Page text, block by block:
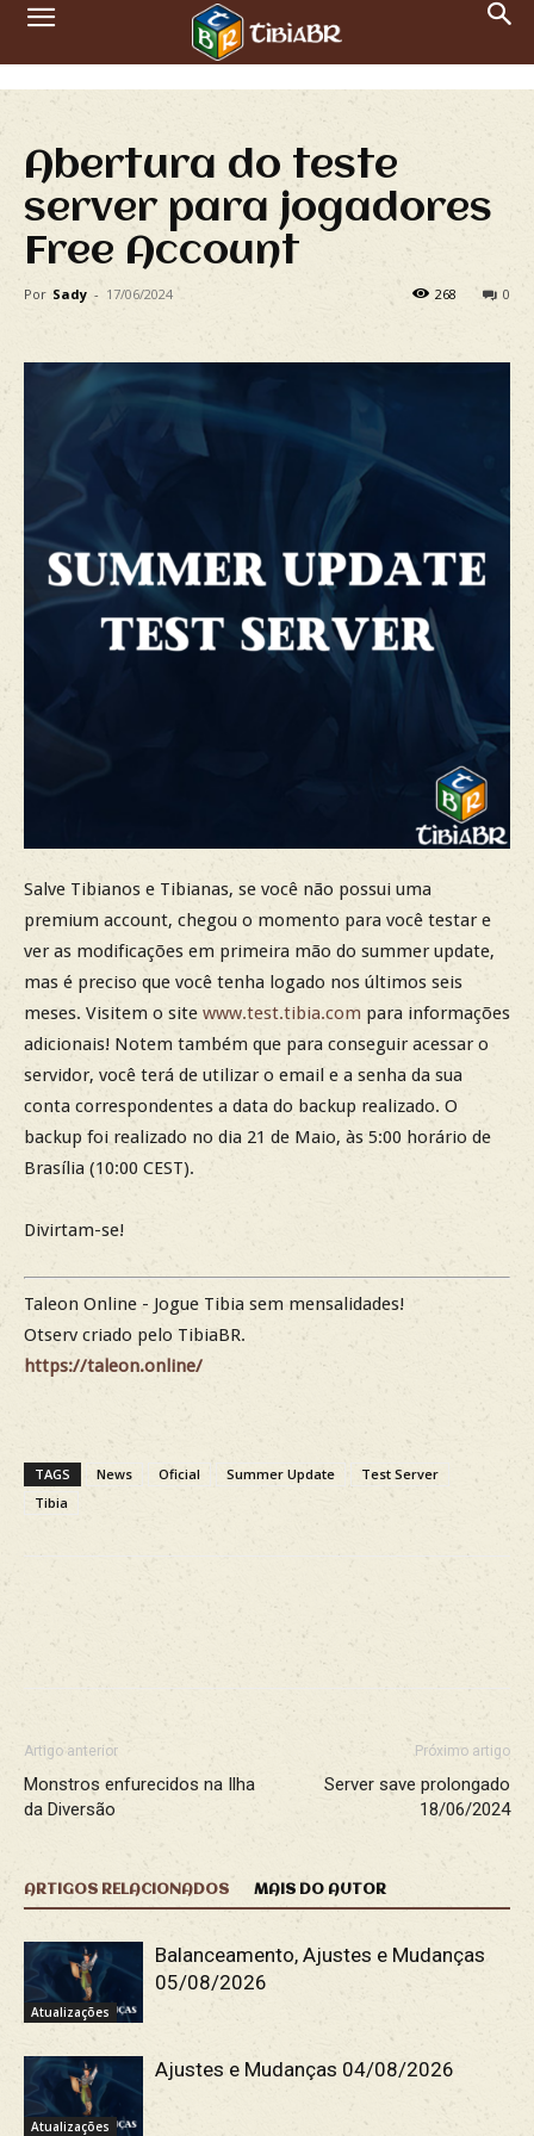
Abertura do teste
server para jogadores
Free Account
Por Sady - 17/06/2024 0
268
Salve Tibianos e Tibianas, se você não possui uma
premium account, chegou o momento para você testar e
ver as modificações em primeira mão do summer update,
mas é preciso que você tenha logado nos últimos seis
meses. Visitem o site www.test.tibia.com para informações
adicionais! Notem também que para conseguir acessar o
servidor, você terá de utilizar o email e a senha da sua
conta correspondentes a data do backup realizado. O
backup foi realizado no dia 21 de Maio, às 5:00 horário de
Brasília (10:00 CEST).
Divirtam-se!
Taleon Online - Jogue Tibia sem mensalidades!
Otserv criado pelo TibiaBR.
https://taleon.online/
TAGS News Oficial Summer Update
Test Server
Tibia
Artigo anterior
Monstros enfurecidos na Ilha
da Diversão
Próximo artigo
Server save prolongado
18/06/2024
ARTIGOS RELACIONADOS MAIS DO AUTOR
Atualizações
Balanceamento, Ajustes e Mudanças
05/08/2026
Atualizações
Ajustes e Mudanças 04/08/2026